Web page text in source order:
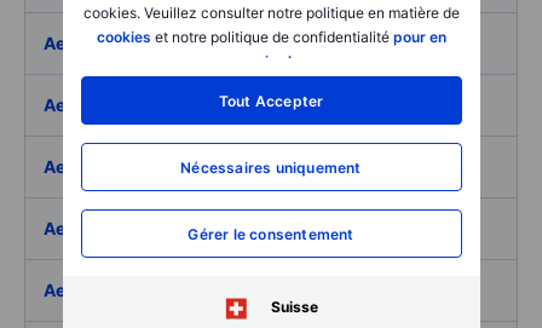
cookies. Veuillez consulter notre politique en matière de
cookies et notre politique de confidentialité pour en
savoir plus
Tout Accepter
Nécessaires uniquement
Gérer le consentement
Suisse
Aeffe
Aegon Ltd
Aegon Ltd. - ADR
Aehr Test Systems
Aeluma Inc.